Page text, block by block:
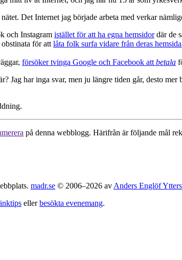
Det Internet jag började arbeta med verkar
och Instagram istället för att ha egna hemsidordär de
för att låta folk surfa vidare från deras hemsida
försöker tvinga Google och Facebook att betala
Jag har inga svar, men ju längre tiden går, desto
på denna webblogg. Härifrån är följande mål
madr.se © 2006–2026 av Anders Englöf
ellerbesökta evenemang.